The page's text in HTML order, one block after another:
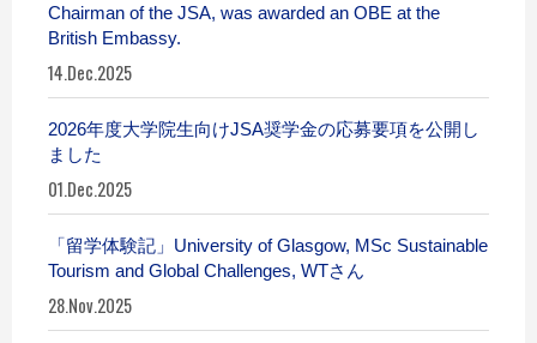
Chairman of the JSA, was awarded an OBE at the
British Embassy.
14.Dec.2025
2026年度大学院生向けJSA奨学金の応募要項を公開し
ました
01.Dec.2025
「留学体験記」University of Glasgow, MSc Sustainable
Tourism and Global Challenges, WTさん
28.Nov.2025